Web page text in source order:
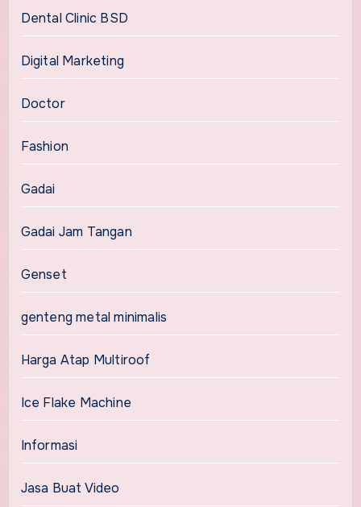
Dental Clinic BSD
Digital Marketing
Doctor
Fashion
Gadai
Gadai Jam Tangan
Genset
genteng metal minimalis
Harga Atap Multiroof
Ice Flake Machine
Informasi
Jasa Buat Video